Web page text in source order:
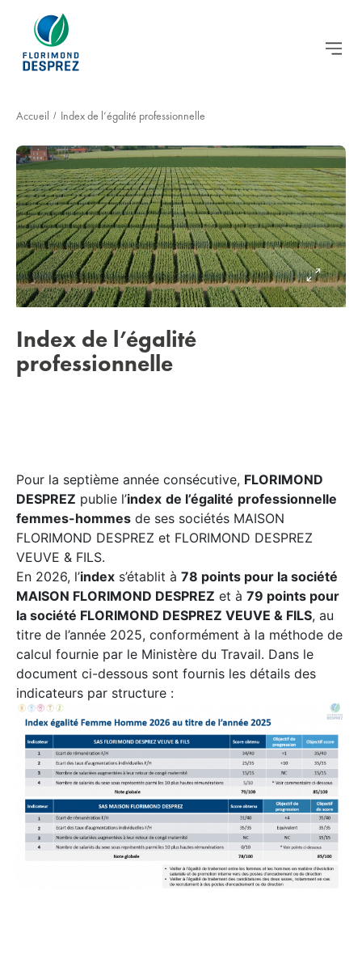
Accueil / Index de l’égalité professionnelle
Index de l’égalité
professionnelle
Pour la septième année consécutive, FLORIMOND
DESPREZ publie l’index de l’égalité professionnelle
femmes-hommes de ses sociétés MAISON
FLORIMOND DESPREZ et FLORIMOND DESPREZ
VEUVE & FILS.
En 2026, l’index s’établit à 78 points pour la société
MAISON FLORIMOND DESPREZ et à 79 points pour
la société FLORIMOND DESPREZ VEUVE & FILS, au
titre de l’année 2025, conformément à la méthode de
calcul fournie par le Ministère du Travail. Dans le
document ci-dessous sont fournis les détails des
indicateurs par structure :